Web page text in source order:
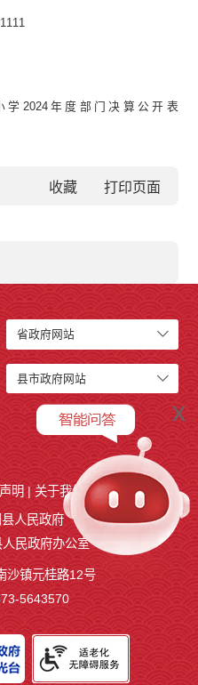
2024年度部门决算公开表
收藏
省政府网站
县市政府网站
x
明 | 关于我们
人民政府
民政府办公室
沙镇元桂路12号
5643570